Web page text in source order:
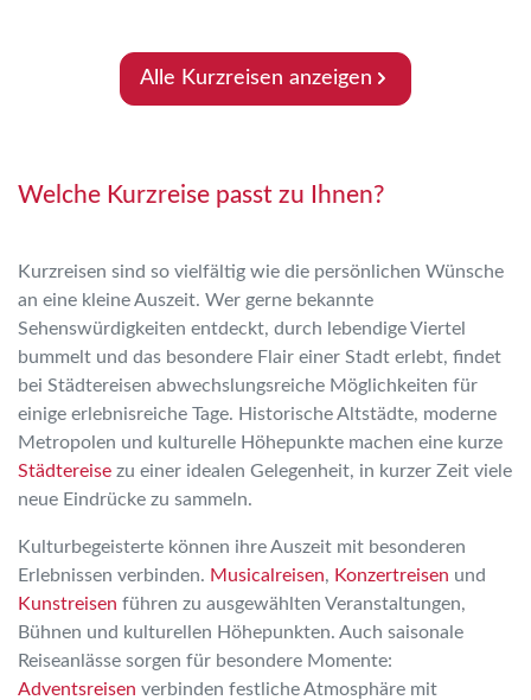
Alle Kurzreisen anzeigen
Welche Kurzreise passt zu Ihnen?
Kurzreisen sind so vielfältig wie die persönlichen Wünsche
an eine kleine Auszeit. Wer gerne bekannte
Sehenswürdigkeiten entdeckt, durch lebendige Viertel
bummelt und das besondere Flair einer Stadt erlebt, findet
bei Städtereisen abwechslungsreiche Möglichkeiten für
einige erlebnisreiche Tage. Historische Altstädte, moderne
Metropolen und kulturelle Höhepunkte machen eine kurze
Städtereise zu einer idealen Gelegenheit, in kurzer Zeit viele
neue Eindrücke zu sammeln.
Kulturbegeisterte können ihre Auszeit mit besonderen
Erlebnissen verbinden. Musicalreisen, Konzertreisen und
Kunstreisen führen zu ausgewählten Veranstaltungen,
Bühnen und kulturellen Höhepunkten. Auch saisonale
Reiseanlässe sorgen für besondere Momente:
Adventsreisen verbinden festliche Atmosphäre mit